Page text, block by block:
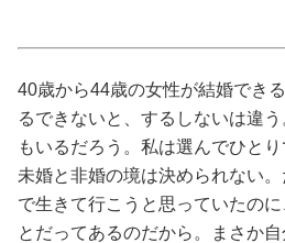
カルチャー/エンタメ
占い
性と愛
40歳から44歳の女性が結婚でき
るできないと、するしないは違
もいるだろう。私は選んでひと
未婚と非婚の境は決められない
で生きて行こうと思っていたの
とだってあるのだから。まさか